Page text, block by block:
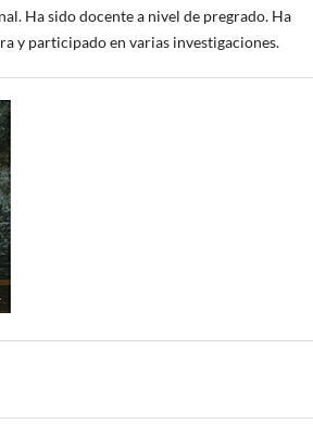
Ha sido docente a nivel de pregrado. Ha
y participado en varias investigaciones.